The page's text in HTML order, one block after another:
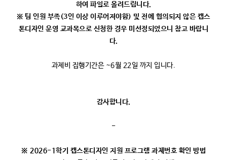
하여 파일로 올려드립니다.
※ 팀 인원 부족(3인 이상 이루어져야함) 및 전에 협의되지 않은 캡스
톤디자인 운영 교과목으로 신청한 경우 미선정되었으니 참고 바랍니
다.
과제비 집행기간은 ~6월 22일 까지 입니다.
감사합니다.
-
※ 2026-1학기 캡스톤디자인 지원 프로그램 과제번호 확인 방법